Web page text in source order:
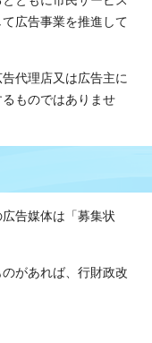
広告事業を推進して
代理店又は広告主に
ものではありませ
告媒体は「募集状
があれば、行財政改